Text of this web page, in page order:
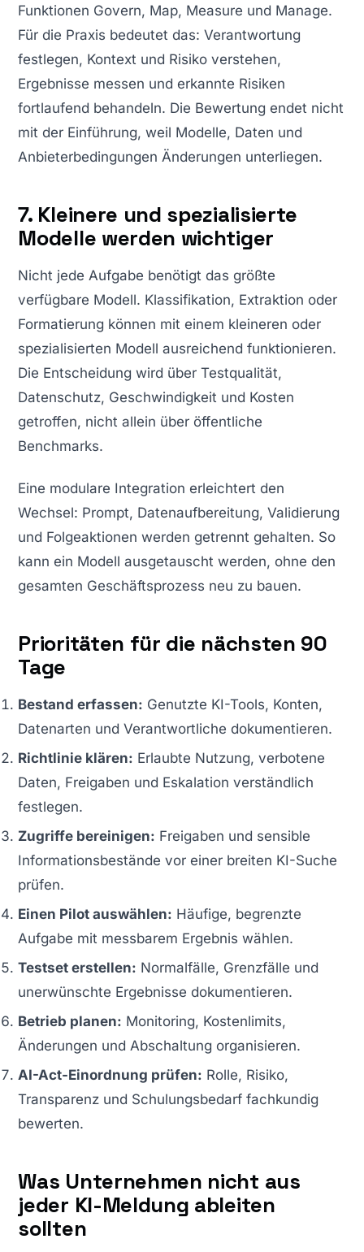
Funktionen Govern, Map, Measure und Manage.
Für die Praxis bedeutet das: Verantwortung
festlegen, Kontext und Risiko verstehen,
Ergebnisse messen und erkannte Risiken
fortlaufend behandeln. Die Bewertung endet nicht
mit der Einführung, weil Modelle, Daten und
Anbieterbedingungen Änderungen unterliegen.
7. Kleinere und spezialisierte
Modelle werden wichtiger
Nicht jede Aufgabe benötigt das größte
verfügbare Modell. Klassifikation, Extraktion oder
Formatierung können mit einem kleineren oder
spezialisierten Modell ausreichend funktionieren.
Die Entscheidung wird über Testqualität,
Datenschutz, Geschwindigkeit und Kosten
getroffen, nicht allein über öffentliche
Benchmarks.
Eine modulare Integration erleichtert den
Wechsel: Prompt, Datenaufbereitung, Validierung
und Folgeaktionen werden getrennt gehalten. So
kann ein Modell ausgetauscht werden, ohne den
gesamten Geschäftsprozess neu zu bauen.
Prioritäten für die nächsten 90
Tage
Bestand erfassen: Genutzte KI-Tools, Konten,
Datenarten und Verantwortliche dokumentieren.
Richtlinie klären: Erlaubte Nutzung, verbotene
Daten, Freigaben und Eskalation verständlich
festlegen.
Zugriffe bereinigen: Freigaben und sensible
Informationsbestände vor einer breiten KI-Suche
prüfen.
Einen Pilot auswählen: Häufige, begrenzte
Aufgabe mit messbarem Ergebnis wählen.
Testset erstellen: Normalfälle, Grenzfälle und
unerwünschte Ergebnisse dokumentieren.
Betrieb planen: Monitoring, Kostenlimits,
Änderungen und Abschaltung organisieren.
AI-Act-Einordnung prüfen: Rolle, Risiko,
Transparenz und Schulungsbedarf fachkundig
bewerten.
Was Unternehmen nicht aus
jeder KI-Meldung ableiten
sollten